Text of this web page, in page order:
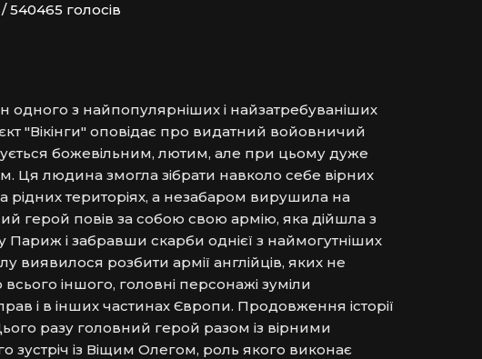
540465 голосів
одного з найпопулярніших і найзатребуваніших
"Вікінги" оповідає про видатний войовничий
божевільним, лютим, але при цьому дуже
людина змогла зібрати навколо себе вірних
рідних територіях, а незабаром вирушила на
герой повів за собою свою армію, яка дійшла з
Париж і забравши скарби однієї з наймогутніших
виявилося розбити армії англійців, яких не
іншого, головні персонажі зуміли
і в інших частинах Європи. Продовження історії
разу головний герой разом із вірними
зустріч із Віщим Олегом, роль якого виконає